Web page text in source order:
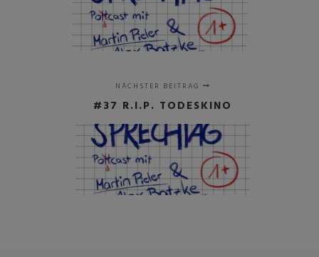
NÄCHSTER BEITRAG
#37 R.I.P. TODESKINO